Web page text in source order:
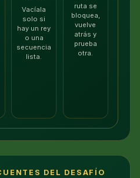
Vacíala
solo si
hay un rey
o una
secuencia
lista.
ruta se
bloquea,
vuelve
atrás y
prueba
otra.
DEL DESAFÍO